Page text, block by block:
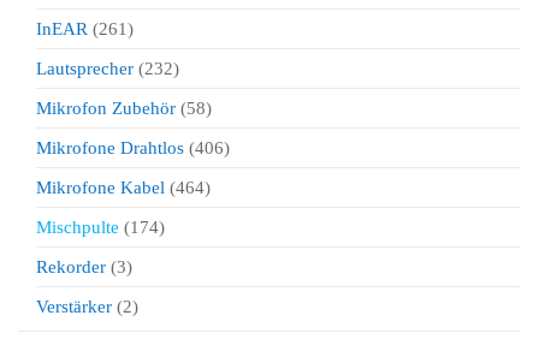
InEAR (261)
Lautsprecher (232)
Mikrofon Zubehör (58)
Mikrofone Drahtlos (406)
Mikrofone Kabel (464)
Mischpulte (174)
Rekorder (3)
Verstärker (2)